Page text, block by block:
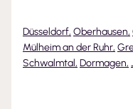
Düsseldorf, Oberhausen,
Mülheim an der Ruhr,
Schwalmtal, Dormagen,